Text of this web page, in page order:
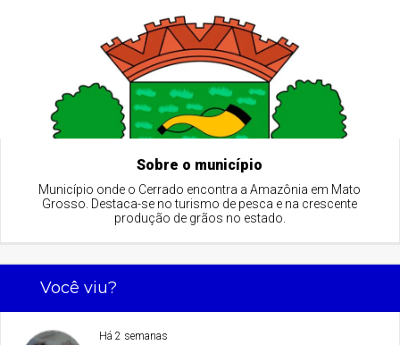
Sobre o município
Município onde o Cerrado encontra a Amazônia em Mato
Grosso. Destaca-se no turismo de pesca e na crescente
produção de grãos no estado.
Você viu?
Há 2 semanas